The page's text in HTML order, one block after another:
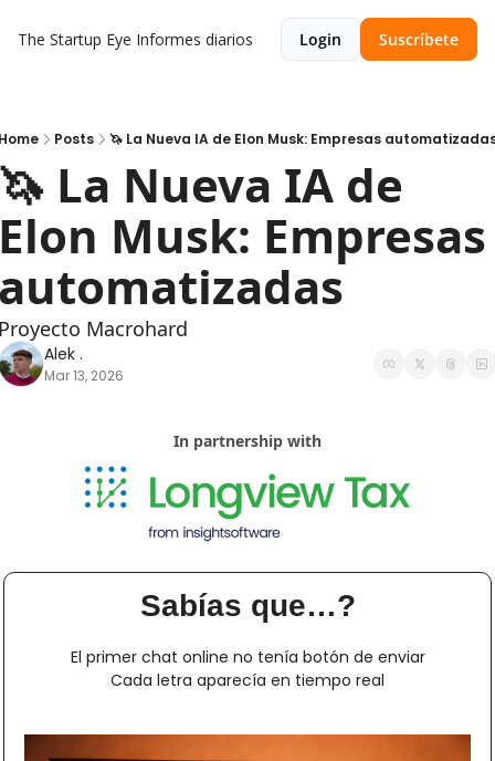
The Startup Eye Informes diarios Login Suscríbete
Posts 🦄 La Nueva IA de Elon Musk: Empresas
La Nueva IA de
Musk: Empresas
Macrohard
Alek .
Mar 13, 2026
In partnership with
Sabías que…?
El primer chat online no tenía botón de enviar
Cada letra aparecía en tiempo real